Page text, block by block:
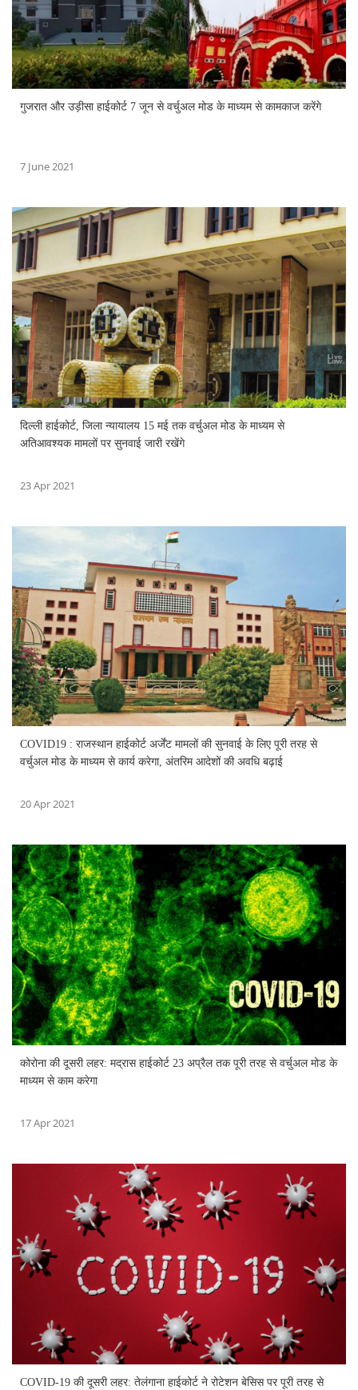
गुजरात और उड़ीसा हाईकोर्ट 7 जून से वर्चुअल मोड के माध्यम से कामकाज करेंगे
7 June 2021
दिल्ली हाईकोर्ट, जिला न्यायालय 15 मई तक वर्चुअल मोड के माध्यम से
अतिआवश्यक मामलों पर सुनवाई जारी रखेंगे
23 Apr 2021
COVID19 : राजस्थान हाईकोर्ट अर्जेंट मामलों की सुनवाई के लिए पूरी तरह से
वर्चुअल मोड के माध्यम से कार्य करेगा, अंतरिम आदेशों की अवधि बढ़ाई
20 Apr 2021
कोरोना की दूसरी लहर: मद्रास हाईकोर्ट 23 अप्रैल तक पूरी तरह से वर्चुअल मोड के
माध्यम से काम करेगा
17 Apr 2021
COVID-19 की दूसरी लहर: तेलंगाना हाईकोर्ट ने रोटेशन बेसिस पर पूरी तरह से